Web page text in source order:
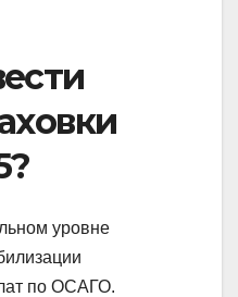
уровне
по ОСАГО.